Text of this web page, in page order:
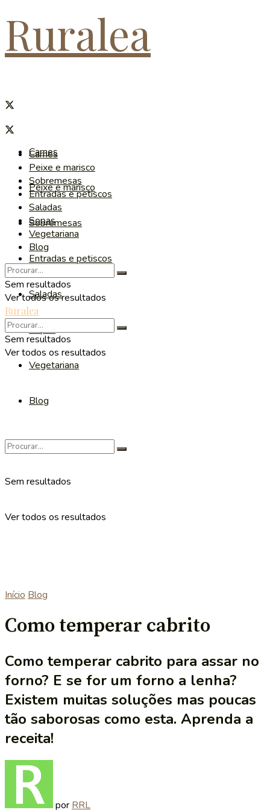
Ruralea
Carnes
Peixe e marisco
Sobremesas
Entradas e petiscos
Saladas
Sopas
Vegetariana
Blog
Sem resultados
Ver todos os resultados
Carnes
Peixe e marisco
Sobremesas
Entradas e petiscos
Saladas
Sopas
Vegetariana
Blog
Sem resultados
Ver todos os resultados
Ruralea
Sem resultados
Ver todos os resultados
Início Blog
Como temperar cabrito
Como temperar cabrito para assar no
forno? E se for um forno a lenha?
Existem muitas soluções mas poucas
tão saborosas como esta. Aprenda a
receita!
por RRL